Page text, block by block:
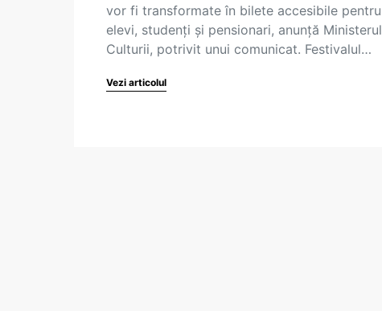
vor fi transformate în bilete accesibile pentru
elevi, studenți și pensionari, anunță Ministerul
Culturii, potrivit unui comunicat. Festivalul…
Vezi articolul